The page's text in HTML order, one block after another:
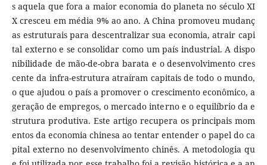
s aquela que fora a maior economia do planeta no século XI
X cresceu em média 9% ao ano. A China promoveu mudanç
as estruturais para descentralizar sua economia, atrair capi
tal externo e se consolidar como um país industrial. A dispo
nibilidade de mão-de-obra barata e o desenvolvimento cres
cente da infra-estrutura atraíram capitais de todo o mundo,
o que ajudou o país a promover o crescimento econômico, a
geração de empregos, o mercado interno e o equilíbrio da e
strutura produtiva. Este artigo recupera os principais mom
entos da economia chinesa ao tentar entender o papel do ca
pital externo no desenvolvimento chinês. A metodologia qu